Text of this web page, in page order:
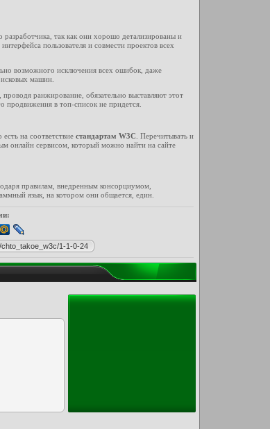
так как они хорошо детализированы и
пользователя и совмести проектов всех
возможного исключения всех ошибок, даже
машин.
ранжирование, обязательно выставляют этот
продвижения в топ-список не придется.
есть на соответствие стандартам W3C . Перечитывать и
онлайн сервисом, который можно найти на сайте
правилам, внедренным консорциумом,
язык, на котором они общается, един.